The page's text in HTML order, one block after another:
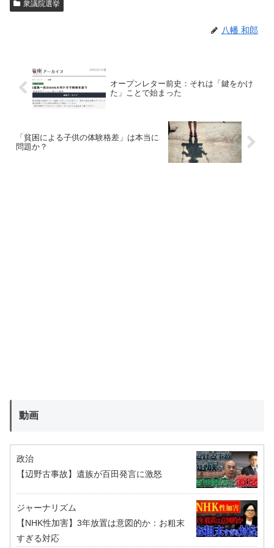
衆議院選挙
八幡 和郎
オープンレター前史：それは「鍵をかけ
た」ことで始まった
「貧困による子供の体験格差」は本当に
問題か？
動画
政治
【辺野古事故】遺族が百田発言に激怒
ジャーナリズム
【NHK性加害】3年放置は意図的か：お粗末
すぎる対応